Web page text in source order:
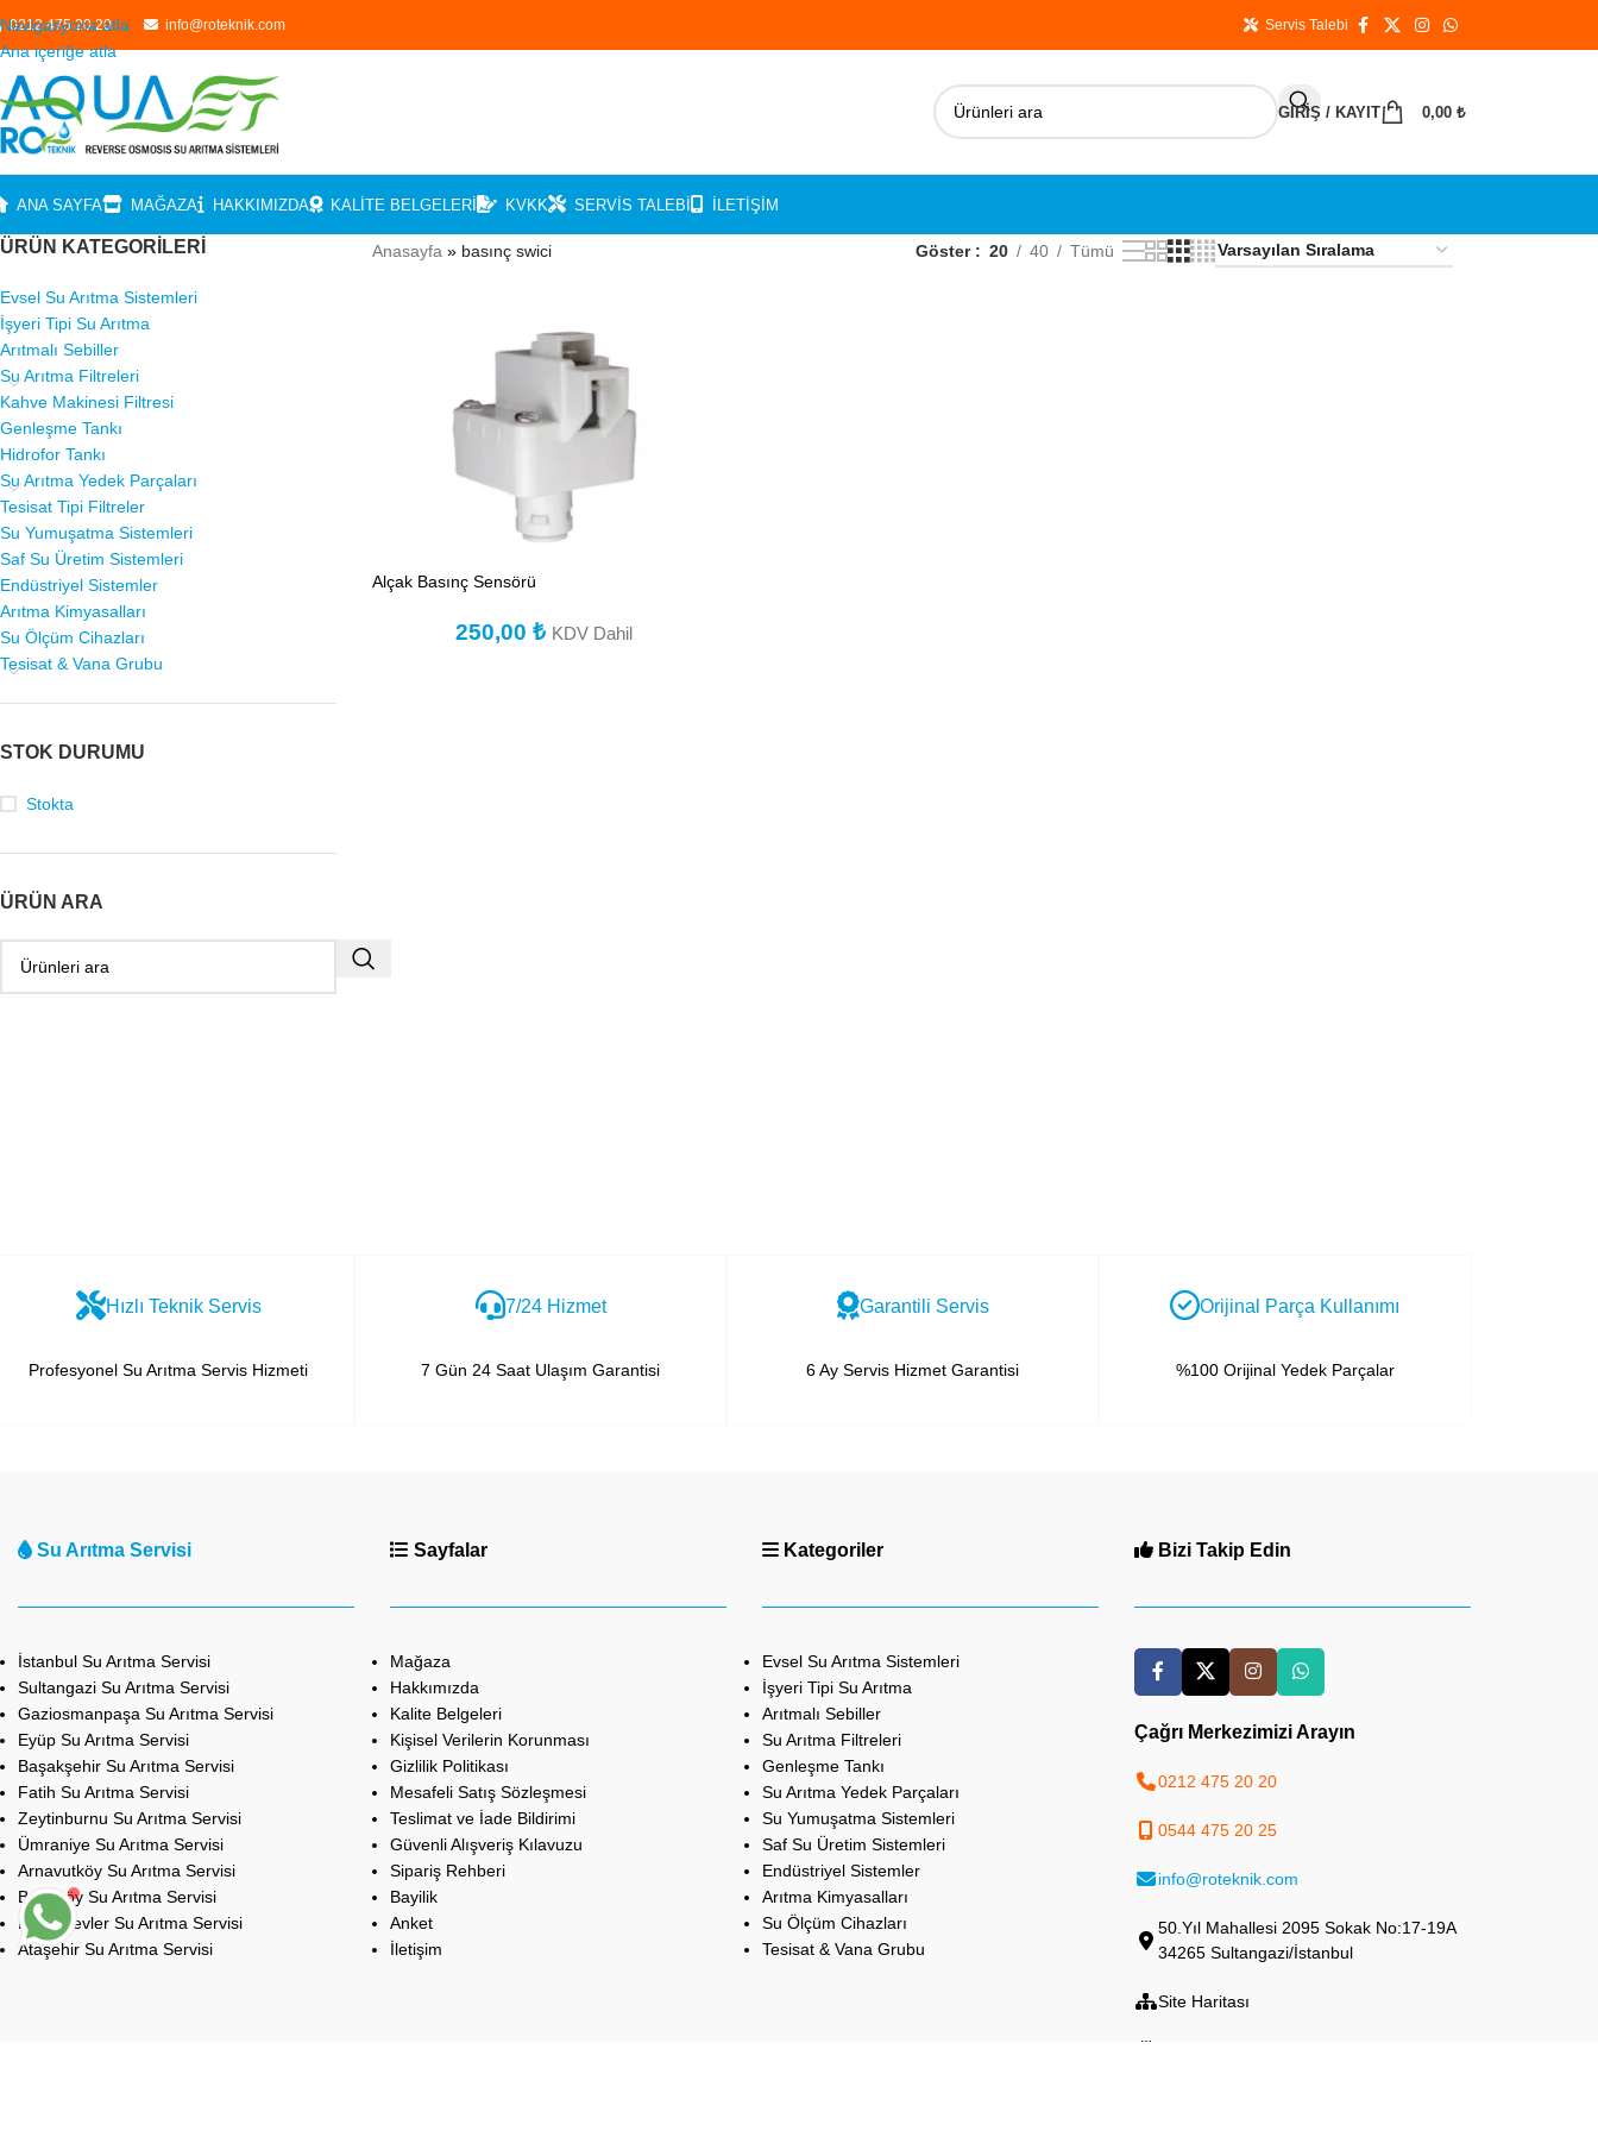
Navigasyona atla
Ana içeriğe atla
0212 475 20 20 info@roteknik.com Servis Talebi
GIRIŞ / KAYIT 0,00 ₺
ANA SAYFA MAĞAZA HAKKIMIZDA KALITE BELGELERI KVKK SERVIS TALEBI İLETIŞIM
ÜRÜN KATEGORILERI
Evsel Su Arıtma Sistemleri
İşyeri Tipi Su Arıtma
Arıtmalı Sebiller
Su Arıtma Filtreleri
Kahve Makinesi Filtresi
Genleşme Tankı
Hidrofor Tankı
Su Arıtma Yedek Parçaları
Tesisat Tipi Filtreler
Su Yumuşatma Sistemleri
Saf Su Üretim Sistemleri
Endüstriyel Sistemler
Arıtma Kimyasalları
Su Ölçüm Cihazları
Tesisat & Vana Grubu
STOK DURUMU
Stokta
ÜRÜN ARA
Anasayfa » basınç swici Göster 20 40 Tümü
Alçak Basınç Sensörü
250,00₺ KDV Dahil
Hızlı Teknik Servis
Profesyonel Su Arıtma Servis Hizmeti
7/24 Hizmet
7 Gün 24 Saat Ulaşım Garantisi
Garantili Servis
6 Ay Servis Hizmet Garantisi
Orijinal Parça Kullanımı
%100 Orijinal Yedek Parçalar
Su Arıtma Servisi
İstanbul Su Arıtma Servisi
Sultangazi Su Arıtma Servisi
Gaziosmanpaşa Su Arıtma Servisi
Eyüp Su Arıtma Servisi
Başakşehir Su Arıtma Servisi
Fatih Su Arıtma Servisi
Zeytinburnu Su Arıtma Servisi
Ümraniye Su Arıtma Servisi
Arnavutköy Su Arıtma Servisi
Bakırköy Su Arıtma Servisi
Bahçelievler Su Arıtma Servisi
Ataşehir Su Arıtma Servisi
Sayfalar
Mağaza
Hakkımızda
Kalite Belgeleri
Kişisel Verilerin Korunması
Gizlilik Politikası
Mesafeli Satış Sözleşmesi
Teslimat ve İade Bildirimi
Güvenli Alışveriş Kılavuzu
Sipariş Rehberi
Bayilik
Anket
İletişim
Kategoriler
Evsel Su Arıtma Sistemleri
İşyeri Tipi Su Arıtma
Arıtmalı Sebiller
Su Arıtma Filtreleri
Genleşme Tankı
Su Arıtma Yedek Parçaları
Su Yumuşatma Sistemleri
Saf Su Üretim Sistemleri
Endüstriyel Sistemler
Arıtma Kimyasalları
Su Ölçüm Cihazları
Tesisat & Vana Grubu
Bizi Takip Edin
Çağrı Merkezimizi Arayın
0212 475 20 20
0544 475 20 25
info@roteknik.com
50.Yıl Mahallesi 2095 Sokak No:17-19A
34265 Sultangazi/İstanbul
Site Haritası